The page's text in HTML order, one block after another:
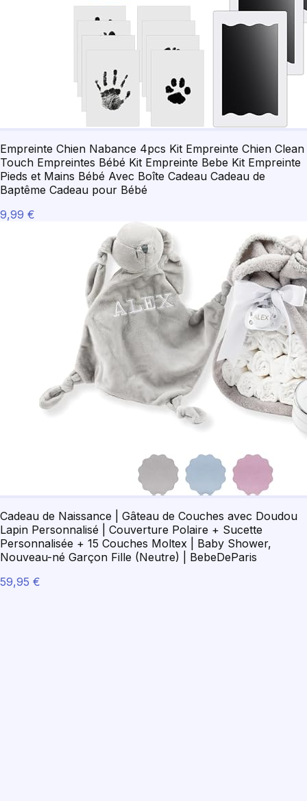
Empreinte Chien Nabance 4pcs Kit Empreinte Chien Clean
Touch Empreintes Bébé Kit Empreinte Bebe Kit Empreinte
Pieds et Mains Bébé Avec Boîte Cadeau Cadeau de
Baptême Cadeau pour Bébé
9,99 €
Cadeau de Naissance | Gâteau de Couches avec Doudou
Lapin Personnalisé | Couverture Polaire + Sucette
Personnalisée + 15 Couches Moltex | Baby Shower,
Nouveau-né Garçon Fille (Neutre) | BebeDeParis
59,95 €